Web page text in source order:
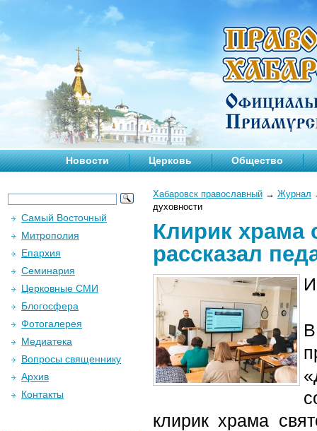
Новости Церковь Общество
Хабаровск православный → Журнал
духовности
Клирик храма
рассказал
клирик храма
Самый Восточный
Митрополия
Епархия
Семинария
Церковные СМИ
Блогосфера
Фотогалерея
Медиатека
Вопросы священнику
Архив
Контакты